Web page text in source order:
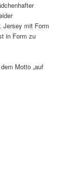
Jersey mit Form
in Form zu
Motto „auf